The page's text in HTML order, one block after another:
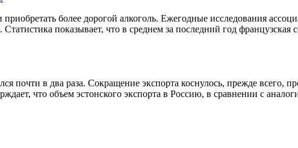
более дорогой алкоголь. Ежегодные исследования
показывает, что в среднем за последний год французская
почти в два раза. Сокращение экспорта коснулось, прежде всего,
что объем эстонского экспорта в Россию, в сравнении с